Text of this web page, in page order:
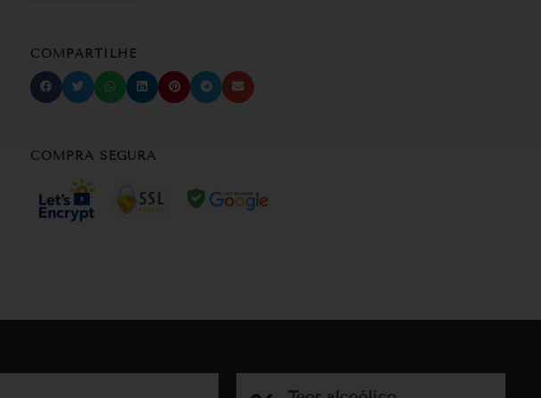
COMPARTILHE
COMPRA SEGURA